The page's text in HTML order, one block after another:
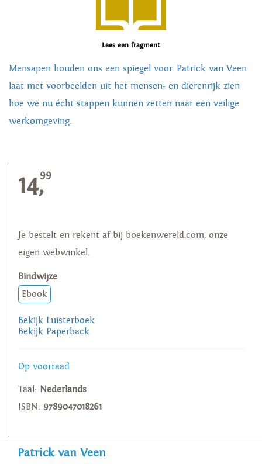
Lees een fragment
Mensapen houden ons een spiegel voor. Patrick van Veen
laat met voorbeelden uit het mensen- en dierenrijk zien
hoe we nu écht stappen kunnen zetten naar een veilige
werkomgeving.
14,99
Je bestelt en rekent af bij boekenwereld.com, onze
eigen webwinkel.
Bindwijze
Ebook
Bekijk Luisterboek
Bekijk Paperback
Op voorraad
Taal: Nederlands
ISBN: 9789047018261
Patrick van Veen